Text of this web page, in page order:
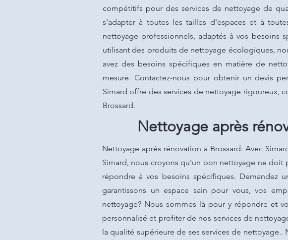
compétitifs pour des services de nettoyage de
s'adapter à toutes les tailles d'espaces et à
nettoyage professionnels, adaptés à vos besoins
utilisant des produits de nettoyage écologiques,
avez des besoins spécifiques en matière de
mesure. Contactez-nous pour obtenir un devis
Simard offre des services de nettoyage rigoureux,
Brossard.
Nettoyage après
Nettoyage après rénovation à Brossard: Avec
Simard, nous croyons qu'un bon nettoyage ne
répondre à vos besoins spécifiques. Demandez
garantissons un espace sain pour vous, vos
nettoyage? Nous sommes là pour y répondre et
personnalisé et profiter de nos services de
la qualité supérieure de ses services de